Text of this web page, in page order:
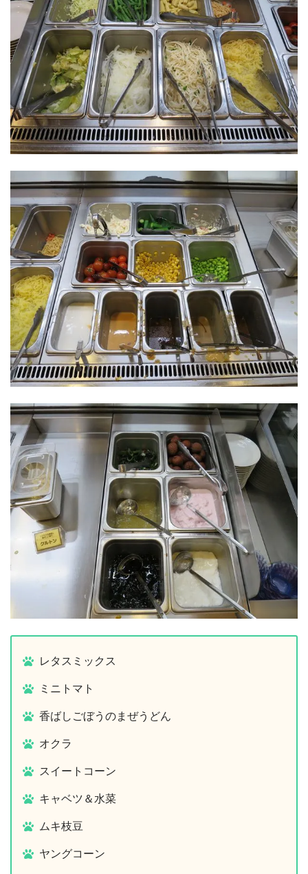
レタスミックス
ミニトマト
香ばしごぼうのまぜうどん
オクラ
スイートコーン
キャベツ＆水菜
ムキ枝豆
ヤングコーン